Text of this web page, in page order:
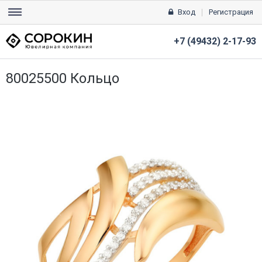
Вход Регистрация
+7 (49432) 2-17-93
80025500 Кольцо